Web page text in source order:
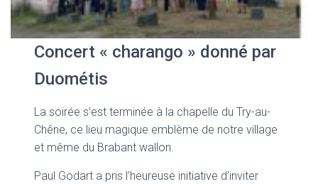
Concert « charango » donné par
Duométis
La soirée s’est terminée à la chapelle du Try-au-
Chêne, ce lieu magique emblème de notre village
et même du Brabant wallon.
Paul Godart a pris l’heureuse initiative d’inviter